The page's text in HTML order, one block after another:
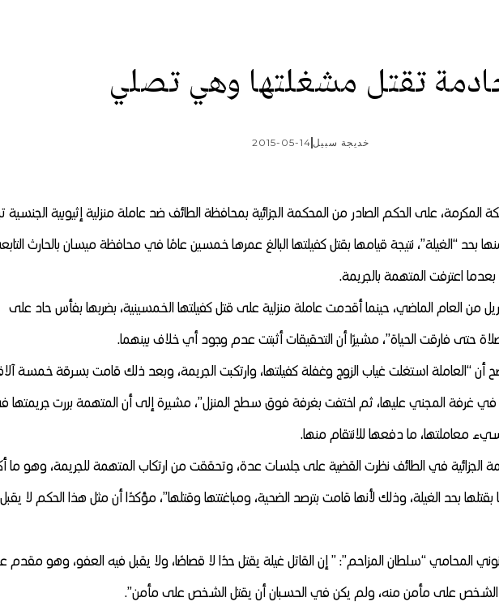
تقتل مشغلتها وهي تصلي
خديجة سبيل 2015-05-14
على الحكم الصادر من المحكمة الجزائية بمحافظة الطائف ضد عاملة منزلية إثيوبية الجنسية
نتيجة قيامها بقتل كفيلتها البالغ عمرها خمسين عامًا في محافظة ميسان بالحارث
اعترفت المتهمة بالجريمة.
من العام الماضي، حينما أقدمت عاملة منزلية على قتل كفيلتها الخمسينية، بضربها بفأس حاد على
حتى فارقت الحياة”، مشيرًا أن التحقيقات أثبتت عدم وجود أي خلاف بينهما.
“العاملة استغلت غياب الزوج وغفلة كفيلتها، وارتكبت الجريمة، وبعد ذلك قامت بسرقة خمسة
غرفة المجني عليها، ثم اختفت بغرفة فوق سطح المنزل”، مشيرة إلى أن المتهمة بررت جريمتها
معاملتها، ما دفعها للانتقام منها.
الجزائية في الطائف نظرت القضية على جلسات عدة، وتحققت من ارتكاب المتهمة للجريمة، وهو ما
بقتلها بحد الغيلة، وذلك لأنها قامت بترصد الضحية، ومباغتتها وقتلها”، مؤكدًا أن مثل هذا الحكم لا يقبل
المحامي “سلطان المزاحم”: ” إن القاتل غيلة يقتل حدًا لا قصاصًا، ولا يقبل فيه العفو، وهو مقدم
الشخص على مأمن منه، ولم يكن في الحسبان أن يقتل الشخص على مأمن”.